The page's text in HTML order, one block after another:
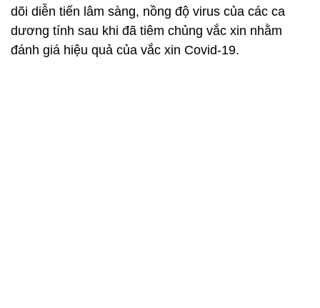
dõi diễn tiến lâm sàng, nồng độ virus của các ca
dương tính sau khi đã tiêm chủng vắc xin nhằm
đánh giá hiệu quả của vắc xin Covid-19.